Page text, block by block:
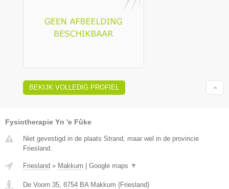
BEKIJK VOLLEDIG PROFIEL
Fysiotherapie Yn 'e Fûke
Niet gevestigd in de plaats Strand, maar wel in de provincie
Friesland.
Friesland » Makkum | Google maps ▼
De Voorn 35 8754 BA Makkum (Friesland)